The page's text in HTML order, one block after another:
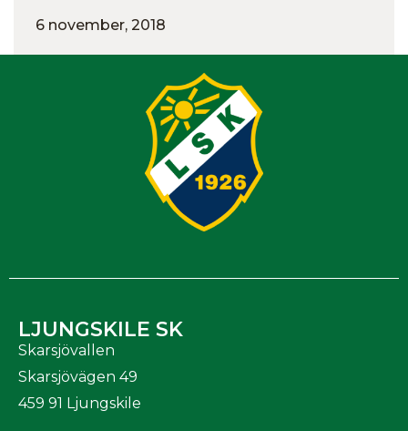
6 november, 2018
LJUNGSKILE SK
Skarsjövallen
Skarsjövägen 49
459 91 Ljungskile